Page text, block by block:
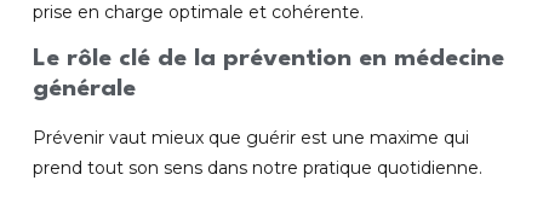
prise en charge optimale et cohérente.
Le rôle clé de la prévention en médecine
générale
Prévenir vaut mieux que guérir est une maxime qui
prend tout son sens dans notre pratique quotidienne.